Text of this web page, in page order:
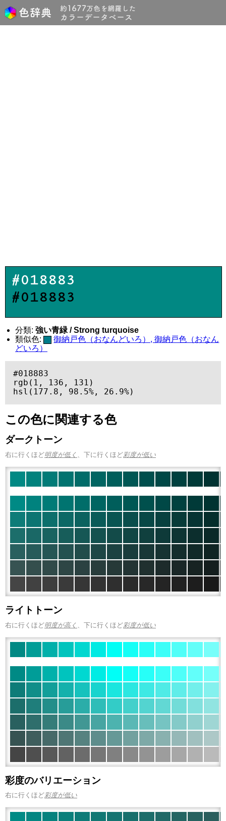
#018883
#018883
分類: 強い青緑 / Strong turquoise
類似色:
御納戸色（おなんどいろ）, 御納戸色（おなん
どいろ）
#018883
rgb(1, 136, 131)
hsl(177.8, 98.5%, 26.9%)
この色に関連する色
ダークトーン
右に行くほど明度が低く 、下に行くほど彩度が低い
ライトトーン
右に行くほど明度が高く 、下に行くほど彩度が低い
彩度のバリエーション
右に行くほど彩度が低い